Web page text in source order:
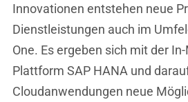
Innovationen entstehen neue
Dienstleistungen auch im
One. Es ergeben sich mit der
Plattform SAP HANA und
Cloudanwendungen neue